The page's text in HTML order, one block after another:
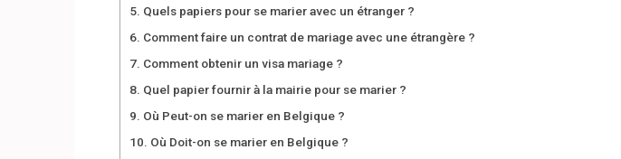
Quels papiers pour se marier avec un étranger ?
Comment faire un contrat de mariage avec une étrangère ?
Comment obtenir un visa mariage ?
Quel papier fournir à la mairie pour se marier ?
Où Peut-on se marier en Belgique ?
Où Doit-on se marier en Belgique ?